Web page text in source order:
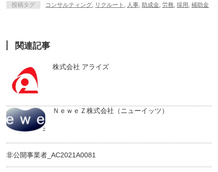
投稿タグ コンサルティング, リクルート , 人事,助成金,労務,採用 ,補助金
関連記事
株式会社 アライズ
ＮｅｗｅＺ株式会社（ニューイッツ）
非公開事業者_AC2021A0081